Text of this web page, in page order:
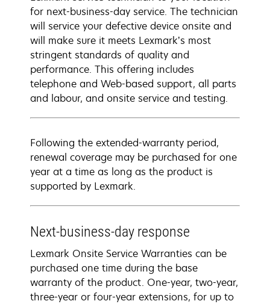
for next-business-day service. The technician
will service your defective device onsite and
will make sure it meets Lexmark’s most
stringent standards of quality and
performance. This offering includes
telephone and Web-based support, all parts
and labour, and onsite service and testing.
Following the extended-warranty period,
renewal coverage may be purchased for one
year at a time as long as the product is
supported by Lexmark.
Next-business-day response
Lexmark Onsite Service Warranties can be
purchased one time during the base
warranty of the product. One-year, two-year,
three-year or four-year extensions, for up to